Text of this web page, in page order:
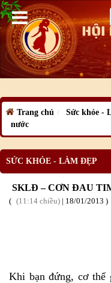
Trang chủ Sức khỏe -
nước
SỨC KHỎE - LÀM ĐẸP
SKLĐ – CƠN ĐAU
11:14 chiều | 18/01 /2013
Khi bạn đứng, cơ thể